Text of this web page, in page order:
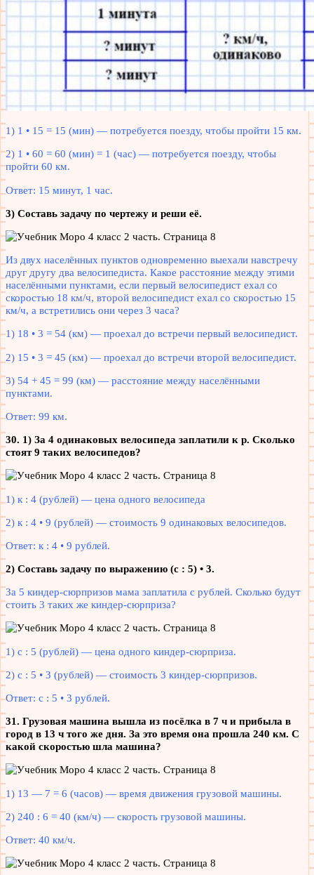
1) 1 • 15 = 15 (мин) — потребуется поезду, чтобы пройти 15 км.
2) 1 • 60 = 60 (мин) = 1 (час) — потребуется поезду, чтобы
пройти 60 км.
Ответ: 15 минут, 1 час.
3) Составь задачу по чертежу и реши её.
Из двух населённых пунктов одновременно выехали навстречу
друг другу два велосипедиста. Какое расстояние между этими
населёнными пунктами, если первый велосипедист ехал со
скоростью 18 км/ч, второй велосипедист ехал со скоростью 15
км/ч, а встретились они через 3 часа?
1) 18 • 3 = 54 (км) — проехал до встречи первый велосипедист.
2) 15 • 3 = 45 (км) — проехал до встречи второй велосипедист.
3) 54 + 45 = 99 (км) — расстояние между населёнными
пунктами.
Ответ: 99 км.
30. 1) За 4 одинаковых велосипеда заплатили к р. Сколько
стоят 9 таких велосипедов?
1) к : 4 (рублей) — цена одного велосипеда
2) к : 4 • 9 (рублей) — стоимость 9 одинаковых велосипедов.
Ответ: к : 4 • 9 рублей.
2) Составь задачу по выражению (с : 5) • 3.
За 5 киндер-сюрпризов мама заплатила с рублей. Сколько будут
стоить 3 таких же киндер-сюрприза?
1) с : 5 (рублей) — цена одного киндер-сюрприза.
2) с : 5 • 3 (рублей) — стоимость 3 киндер-сюрпризов.
Ответ: с : 5 • 3 рублей.
31. Грузовая машина вышла из посёлка в 7 ч и прибыла в
город в 13 ч того же дня. За это время она прошла 240 км. С
какой скоростью шла машина?
1) 13 — 7 = 6 (часов) — время движения грузовой машины.
2) 240 : 6 = 40 (км/ч) — скорость грузовой машины.
Ответ: 40 км/ч.